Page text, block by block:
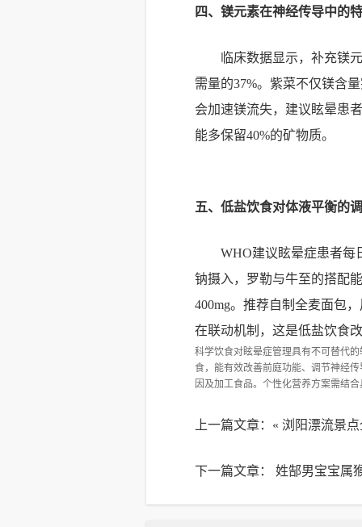
四、镁元素在神经传导中的
临床数据显示，补充镁
需量的37%。紫菜不仅镁含
会加速镁流失，建议眩晕患
能多保留40%的矿物质。
五、低盐饮食对体液平衡的
WHO建议眩晕症患者每
钠摄入，罗勒与牛至的搭配
400mg。推荐自制全麦面包
在联动机制，这是低盐饮食
科学饮食对眩晕症管理具有不可替代
食，能有效改善前庭功能、调节神经
因及加工食品。个性化营养方案需结
上一篇文章：« 浏阳漂流景
下一篇文章：姓郜男宝宝属